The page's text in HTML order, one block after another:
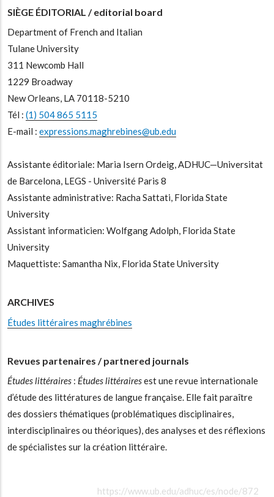
SIÈGE ÉDITORIAL / editorial board
Department of French and Italian
Tulane University
311 Newcomb Hall
1229 Broadway
New Orleans, LA 70118-5210
Tél : (1) 504 865 5115
E-mail : expressions.maghrebines@ub.edu
Assistante éditoriale: Maria Isern Ordeig, ADHUC—Universitat
de Barcelona, LEGS - Université Paris 8
Assistante administrative: Racha Sattati, Florida State
University
Assistant informaticien: Wolfgang Adolph, Florida State
University
Maquettiste: Samantha Nix, Florida State University
ARCHIVES
Études littéraires maghrébines
Revues partenaires / partnered journals
Études littéraires : Études littérairesest une revue internationale
d’étude des littératures de langue française. Elle fait paraître
des dossiers thématiques (problématiques disciplinaires,
interdisciplinaires ou théoriques), des analyses et des réflexions
de spécialistes sur la création littéraire.
https://www.ub.edu/adhuc/es/node/872